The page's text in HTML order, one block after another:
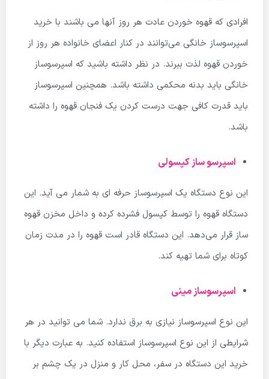
افرادی که قهوه خوردن عادت هر روز آنها می باشند با خرید
اسپرسوساز خانگی می‌توانند در کنار اعضای خانواده هر روز از
خوردن قهوه لذت ببرند. در نظر داشته باشید که اسپرسوساز
خانگی باید بدنه محکمی داشته باشد. همچنین اسپرسوساز
باید قدرت کافی جهت درست کردن یک فنجان قهوه را داشته
باشد.
اسپرسو ساز کپسولی
این نوع دستگاه یک اسپرسوساز حرفه ای به شمار می آید. این
دستگاه قهوه را توسط کپسول فشرده کرده و داخل مخزن قهوه
ساز قرار می‌دهد. این دستگاه قادر است قهوه را در مدت زمان
کوتاه برای شما تهیه کند.
اسپرسوساز مینی
این نوع اسپرسوساز نیازی به برق ندارد. شما می توانید در هر
شرایطی از این نوع اسپرسوساز استفاده کنید. به عبارت دیگر با
خرید این دستگاه در سفر، محل کار و منزل در یک چشم بر